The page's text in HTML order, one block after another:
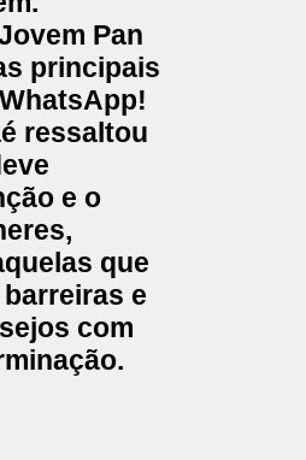
Pan
principais
ressaltou
e o
que
e
com